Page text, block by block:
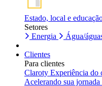
Estado, local e
Setores
Energia
Água/
Clientes
Para clientes
Claroty Experiência do
Acelerando sua